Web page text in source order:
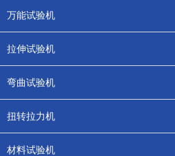
万能试验机
拉伸试验机
弯曲试验机
扭转拉力机
材料试验机